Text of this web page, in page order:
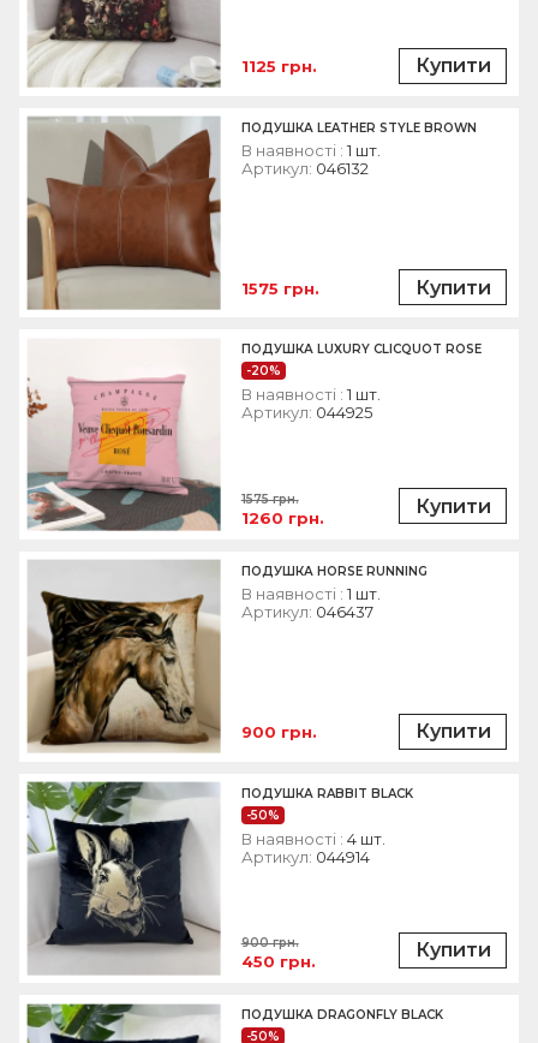
1125 грн. Купити
В наявності : 1 шт.
Артикул: 046132
ПОДУШКА LEATHER STYLE BROWN
1575 грн. Купити
В наявності : 1 шт.
Артикул: 044925
-20%
ПОДУШКА LUXURY CLICQUOT ROSE
1575 грн.
1260 грн. Купити
В наявності : 1 шт.
Артикул: 046437
ПОДУШКА HORSE RUNNING
900 грн. Купити
В наявності : 4 шт.
Артикул: 044914
-50%
ПОДУШКА RABBIT BLACK
900 грн.
450 грн. Купити
-50%
ПОДУШКА DRAGONFLY BLACK